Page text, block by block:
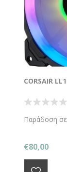
CORSAIR
Παράδοση
€80,00